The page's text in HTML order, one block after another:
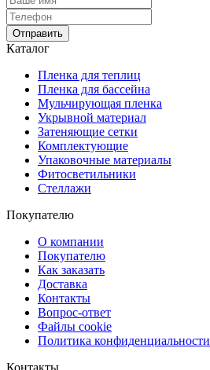
Отправить
Каталог
Пленка для теплиц
Пленка для бассейна
Мульчирующая пленка
Укрывной материал
Затеняющие сетки
Комплектующие
Упаковочные материалы
Фитосветильники
Стеллажи
Покупателю
О компании
Покупателю
Как заказать
Доставка
Контакты
Вопрос-ответ
Файлы cookie
Политика конфиденциальности
Контакты